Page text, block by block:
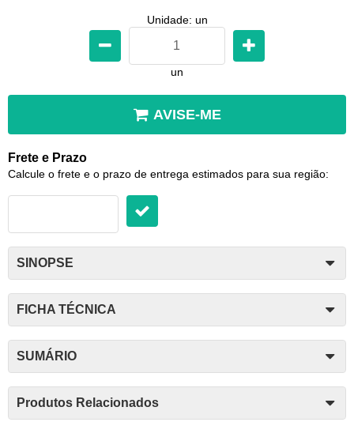
Unidade: un
un
AVISE-ME
Frete e Prazo
Calcule o frete e o prazo de entrega estimados para sua região:
SINOPSE
FICHA TÉCNICA
SUMÁRIO
Produtos Relacionados